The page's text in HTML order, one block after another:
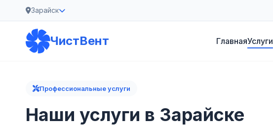
Зарайск
ЧистВент ГлавнаяУслуги
Профессиональные услуги
Наши услуги в Зарайске